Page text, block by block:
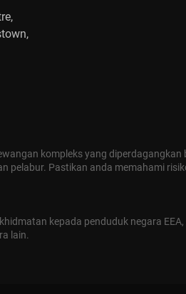
kompleks yang
pelabur. Pastikan anda memahami
kepada penduduk negara
lain.